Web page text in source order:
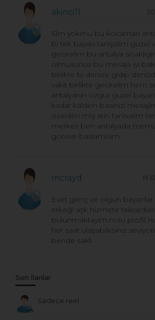
akinci11
Slm yokmu bu kocaman
bi tek bayan tanişalim guzel
gecirelim bu antalya
olmusunuz bu mesaja iyi
birlikte bi denize gidip
vakit birlikte gecirelim hem
antalyanin ozgur guzel
kadar kaldirin basinizi
ozelden msj atin tanisalim
merkez ben antalyada
goreve baslamisim
mcrayd 19
Evet genç ve olgun
erkeği aşk hizmete tekrardan
bulunmaktayim nolu profil
her saat ulaşabilirsiniz
bende saklı
Son İlanlar
Sadece reel